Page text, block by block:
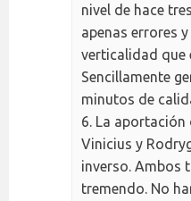
nivel de hace
apenas errores
verticalidad que
Sencillamente
minutos de
6. La aportación
Vinicius y
inverso. Ambos
tremendo. No